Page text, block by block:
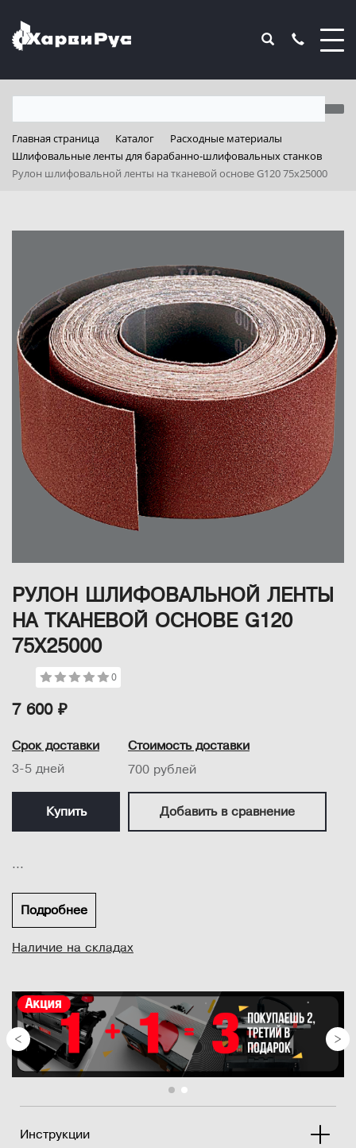
Главная страница Каталог
Расходные материалы
Шлифовальные ленты для барабанно-шлифовальных станков
Рулон шлифовальной ленты на тканевой основе G120 75х25000
РУЛОН ШЛИФОВАЛЬНОЙ ЛЕНТЫ
НА ТКАНЕВОЙ ОСНОВЕ G120
75Х25000
0
7 600 ₽
Срок доставки
3-5 дней
Стоимость доставки
700 рублей
Купить Добавить в сравнение
...
Подробнее
Наличие на складах
Инструкции